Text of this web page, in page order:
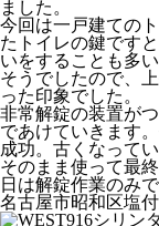
ました。
今回は一戸建ての
たトイレの鍵です
いをすることも多
そうでしたので、
った印象でした。
非常解錠の装置が
であけていきます
成功。古くなって
そのまま使って最
日は解錠作業のみ
名古屋市昭和区塩